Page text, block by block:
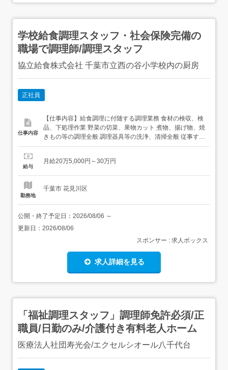
学校給食調理スタッフ・社会保険完備の
職場で調理師/調理スタッフ
協立給食株式会社 千葉市立西の谷小学校内の厨房
正社員
仕事内容
【仕事内容】給食調理に付随する調理業務 食材の検収、検
品、下処理作業 野菜の切菜、果物カット 煮物、揚げ物、焼
きもの等の調理全般 調理器具等の洗浄、清掃全般 従事すべ
き業務の変更範囲:会社の定める事業所での業務 就業の場所
>調理師資格必須<歓迎要件>学校や保育園の集団給食、大
給与
月給20万5,000円～30万円
勤務地
千葉市 花見川区
公開・終了予定日： 2026/08/06 ～
更新日： 2026/08/06
スポンサー : 求人ボックス
求人詳細を見る
「福祉調理スタッフ」調理師免許必須/正
職員/日勤のみ/介護付き有料老人ホーム
医療法人社団寿光会/エクセルシオール八千代台